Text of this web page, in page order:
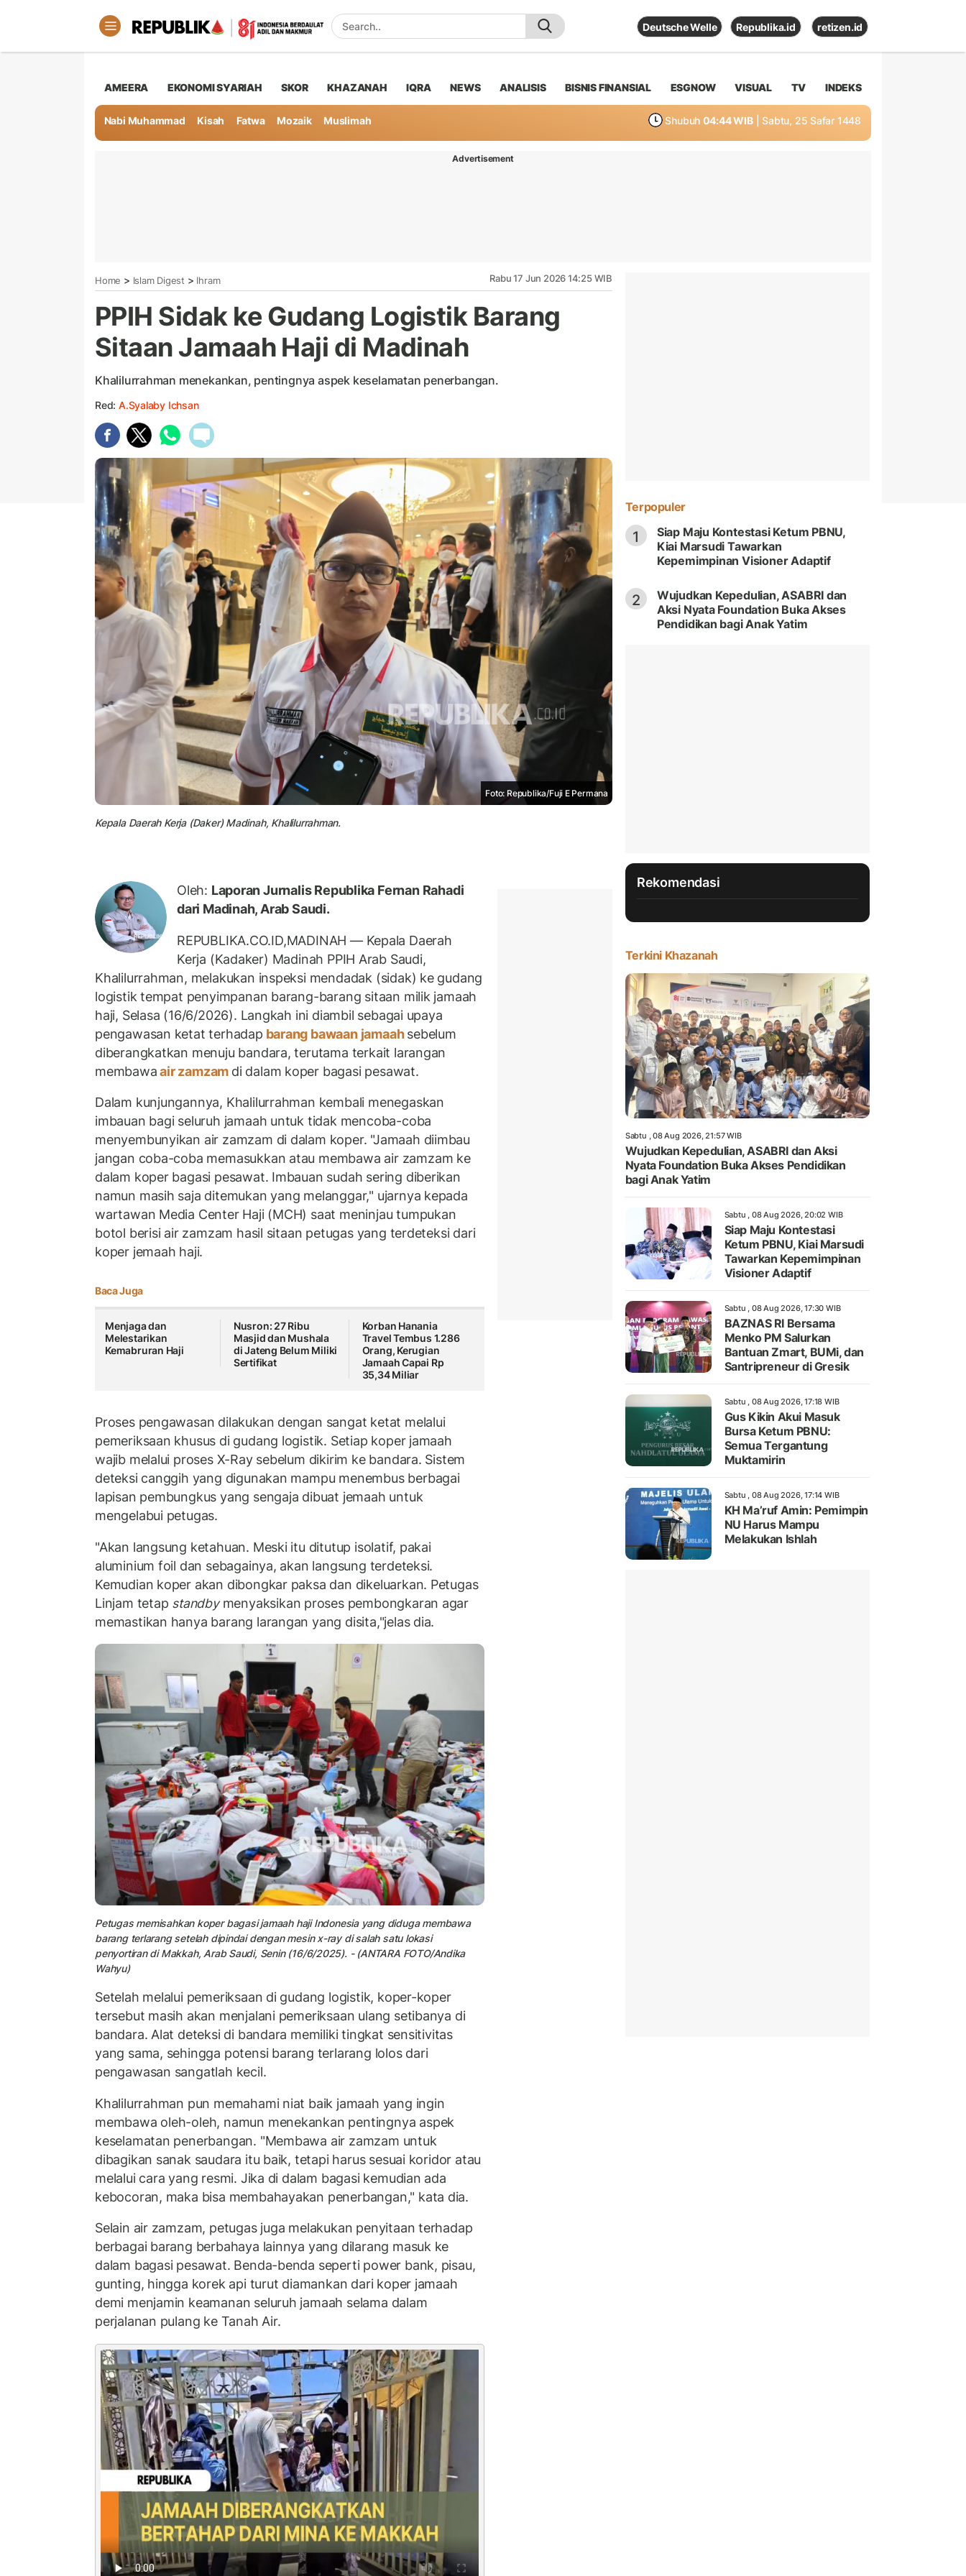
Deutsche Welle Republika.id retizen.id
AMEERA EKONOMI SYARIAH SKOR KHAZANAH IQRA NEWS ANALISIS BISNIS FINANSIAL ESGNOW VISUAL TV INDEKS
Nabi Muhammad Kisah Fatwa Mozaik Muslimah Shubuh 04:44 WIB | Sabtu, 25 Safar 1448
Advertisement
Home > Islam Digest > Ihram Rabu 17 Jun 2026 14:25 WIB
PPIH Sidak ke Gudang Logistik Barang
Sitaan Jamaah Haji di Madinah
Khalilurrahman menekankan, pentingnya aspek keselamatan penerbangan.
Red: A.Syalaby Ichsan
Foto: Republika/Fuji E Permana
Kepala Daerah Kerja (Daker) Madinah, Khalilurrahman.
Oleh: Laporan Jurnalis Republika Fernan Rahadi
dari Madinah, Arab Saudi.
REPUBLIKA.CO.ID,MADINAH — Kepala Daerah
Kerja (Kadaker) Madinah PPIH Arab Saudi,
Khalilurrahman, melakukan inspeksi mendadak (sidak) ke gudang
logistik tempat penyimpanan barang-barang sitaan milik jamaah
haji, Selasa (16/6/2026). Langkah ini diambil sebagai upaya
pengawasan ketat terhadap barang bawaan jamaahsebelum
diberangkatkan menuju bandara, terutama terkait larangan
membawaair zamzam di dalam koper bagasi pesawat.
Dalam kunjungannya, Khalilurrahman kembali menegaskan
imbauan bagi seluruh jamaah untuk tidak mencoba-coba
menyembunyikan air zamzam di dalam koper. "Jamaah diimbau
jangan coba-coba memasukkan atau membawa air zamzam ke
dalam koper bagasi pesawat. Imbauan sudah sering diberikan
namun masih saja ditemukan yang melanggar," ujarnya kepada
wartawan Media Center Haji (MCH) saat meninjau tumpukan
botol berisi air zamzam hasil sitaan petugas yang terdeteksi dari
koper jemaah haji.
Baca Juga
Menjaga dan
Melestarikan
Kemabruran Haji
Nusron: 27 Ribu
Masjid dan Mushala
di Jateng Belum Miliki
Sertifikat
Korban Hanania
Travel Tembus 1.286
Orang, Kerugian
Jamaah Capai Rp
35,34 Miliar
Proses pengawasan dilakukan dengan sangat ketat melalui
pemeriksaan khusus di gudang logistik. Setiap koper jamaah
wajib melalui proses X-Ray sebelum dikirim ke bandara. Sistem
deteksi canggih yang digunakan mampu menembus berbagai
lapisan pembungkus yang sengaja dibuat jemaah untuk
mengelabui petugas.
"Akan langsung ketahuan. Meski itu ditutup isolatif, pakai
aluminium foil dan sebagainya, akan langsung terdeteksi.
Kemudian koper akan dibongkar paksa dan dikeluarkan. Petugas
Linjam tetap standbymenyaksikan proses pembongkaran agar
memastikan hanya barang larangan yang disita,"jelas dia.
Petugas memisahkan koper bagasijamaah haji Indonesia yang diduga membawa
barang terlarang setelah dipindai dengan mesin x-ray di salah satu lokasi
penyortiran di Makkah, Arab Saudi, Senin (16/6/2025). - (ANTARA FOTO/Andika
Wahyu)
Setelah melalui pemeriksaan di gudang logistik, koper-koper
tersebut masih akan menjalani pemeriksaan ulang setibanya di
bandara. Alat deteksi di bandara memiliki tingkat sensitivitas
yang sama, sehingga potensi barang terlarang lolos dari
pengawasan sangatlah kecil.
Khalilurrahman pun memahami niat baik jamaah yang ingin
membawa oleh-oleh, namun menekankan pentingnya aspek
keselamatan penerbangan. "Membawa air zamzam untuk
dibagikan sanak saudara itu baik, tetapi harus sesuai koridor atau
melalui cara yang resmi. Jika di dalam bagasi kemudian ada
kebocoran, maka bisa membahayakan penerbangan," kata dia.
Selain air zamzam, petugas juga melakukan penyitaan terhadap
berbagai barang berbahaya lainnya yang dilarang masuk ke
dalam bagasi pesawat. Benda-benda seperti power bank, pisau,
gunting, hingga korek api turut diamankan dari koper jamaah
demi menjamin keamanan seluruh jamaah selama dalam
perjalanan pulang ke Tanah Air.
Terpopuler
1
Siap Maju Kontestasi Ketum PBNU,
Kiai Marsudi Tawarkan
Kepemimpinan Visioner Adaptif
2
Wujudkan Kepedulian, ASABRI dan
Aksi Nyata Foundation Buka Akses
Pendidikan bagi Anak Yatim
Rekomendasi
Terkini Khazanah
Sabtu , 08 Aug 2026, 21:57 WIB
Wujudkan Kepedulian, ASABRI dan Aksi
Nyata Foundation Buka Akses Pendidikan
bagi Anak Yatim
Sabtu , 08 Aug 2026, 20:02 WIB
Siap Maju Kontestasi
Ketum PBNU, Kiai Marsudi
Tawarkan Kepemimpinan
Visioner Adaptif
Sabtu , 08 Aug 2026, 17:30 WIB
BAZNAS RI Bersama
Menko PM Salurkan
Bantuan Zmart, BUMi, dan
Santripreneur di Gresik
Sabtu , 08 Aug 2026, 17:18 WIB
Gus Kikin Akui Masuk
Bursa Ketum PBNU:
Semua Tergantung
Muktamirin
Sabtu , 08 Aug 2026, 17:14 WIB
KH Ma’ruf Amin: Pemimpin
NU Harus Mampu
Melakukan Ishlah